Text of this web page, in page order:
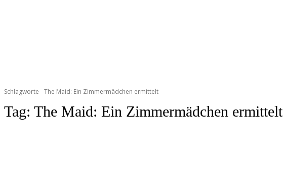
Schlagworte The Maid: Ein Zimmermädchen ermittelt
Tag: The Maid: Ein Zimmermädchen ermittelt